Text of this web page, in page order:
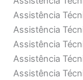
Assistência
Assistência
Assistência
Assistência
Assistência